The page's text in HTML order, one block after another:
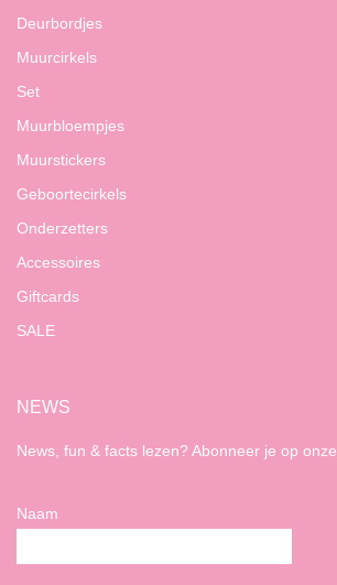
Deurbordjes
Muurcirkels
Set
Muurbloempjes
Muurstickers
Geboortecirkels
Onderzetters
Accessoires
Giftcards
SALE
NEWS
News, fun & facts lezen? Abonneer je op onze
Naam